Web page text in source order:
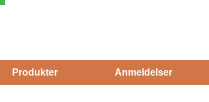
Produkter Anmeldelser